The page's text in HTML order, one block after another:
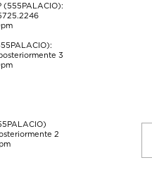
(555PALACIO):
3
2